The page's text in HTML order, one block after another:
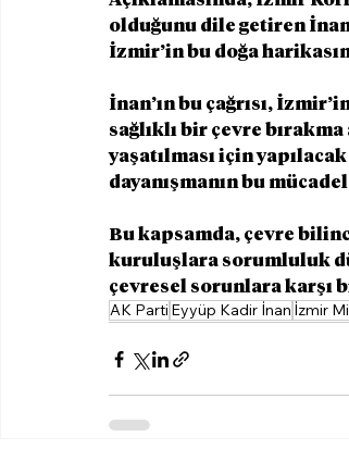
olduğunu dile getiren
İzmir’in bu doğa
İnan’ın bu çağrısı,
sağlıklı bir çevre
yaşatılması için
dayanışmanın bu
Bu kapsamda, çevre
kuruluşlara sorumluluk
çevresel sorunlara karşı
AK Parti Eyyüp Kadir İnan İzmir